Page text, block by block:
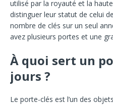
utilisé par la royauté et la
distinguer leur statut de celui
nombre de clés sur un seul
avez plusieurs portes et une
À quoi sert un
jours ?
Le porte-clés est l’un des